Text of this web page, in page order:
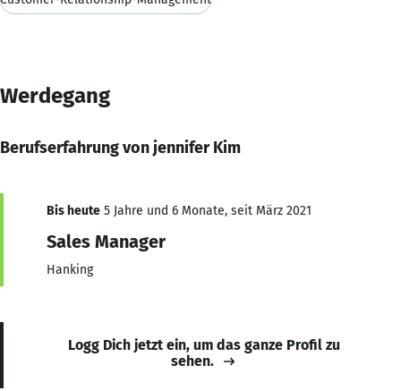
Werdegang
Berufserfahrung von jennifer Kim
Bis heute 5 Jahre und 6 Monate, seit März 2021
Sales Manager
Hanking
Logg Dich jetzt ein, um das ganze Profil zu
sehen.